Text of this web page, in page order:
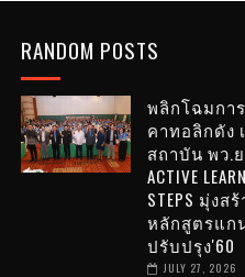
RANDOM POSTS
พลิกโฉมกา
คาทอลิกดัง
สถาบัน พว.
ACTIVE
STEPS มุ่ง
หลักสูตรแก
ปรับปรุง'60
JULY 27, 2026